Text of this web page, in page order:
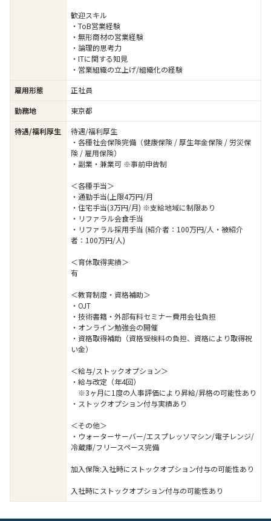
歓迎スキル
・ToB営業経験
・無形商材の営業経験
・論理的思考力
・ITに関する知見
・営業組織の立上げ/組織化の経験
雇用形態
正社員
勤務地
東京都
待遇/福利厚生
待遇/福利厚生
・各種社会保険完備（健康保険 / 厚生年金保険 / 労災保
険 / 雇用保険）
・副業・兼業可 ※事前申告制
＜各種手当＞
・通勤手当(上限4万円/月
・住宅手当(3万円/月) ※支給地域に制限あり
・リファラル会食手当
・リファラル採用手当 (紹介者：100万円/人・被紹介
者：100万円/人)
＜育休取得実績＞
有
＜教育制度・資格補助＞
・OJT
・技術書籍・外部有料セミナー費用会社負担
・オンライン勉強会の開催
・資格取得補助（資格受検料の負担、資格により取得祝
い金）
＜給与/ストックオプション＞
・給与改定（年4回）
※3ヶ月に1度の人事評価により昇給/昇格の可能性あり
・ストックオプション付与実績あり
＜その他＞
・ウォーターサーバー/エスプレッソマシン/電子レンジ/
冷蔵庫/フリースペース完備
加入保険:入社時にストックオプション付与の可能性あり
入社時にストックオプション付与の可能性あり